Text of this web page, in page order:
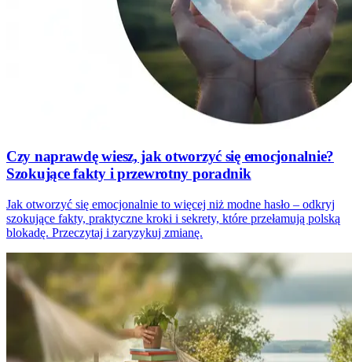
Czy naprawdę wiesz, jak otworzyć się emocjonalnie?
Szokujące fakty i przewrotny poradnik
Jak otworzyć się emocjonalnie to więcej niż modne hasło – odkryj
szokujące fakty, praktyczne kroki i sekrety, które przełamują polską
blokadę. Przeczytaj i zaryzykuj zmianę.